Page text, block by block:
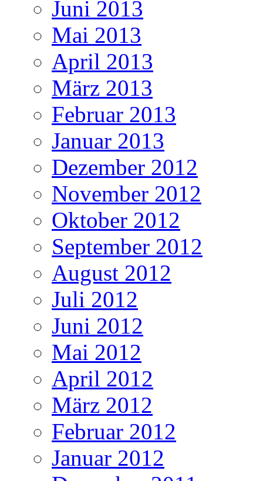
Juni 2013
Mai 2013
April 2013
März 2013
Februar 2013
Januar 2013
Dezember 2012
November 2012
Oktober 2012
September 2012
August 2012
Juli 2012
Juni 2012
Mai 2012
April 2012
März 2012
Februar 2012
Januar 2012